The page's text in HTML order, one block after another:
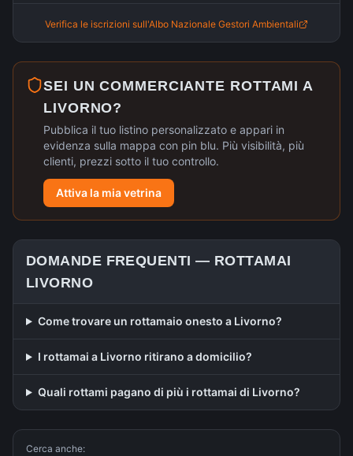
Verifica le iscrizioni sull'Albo Nazionale Gestori Ambientali
SEI UN COMMERCIANTE ROTTAMI A
LIVORNO?
Pubblica il tuo listino personalizzato e appari in
evidenza sulla mappa con pin blu. Più visibilità, più
clienti, prezzi sotto il tuo controllo.
Attiva la mia vetrina
DOMANDE FREQUENTI — ROTTAMAI
LIVORNO
Come trovare un rottamaio onesto a Livorno?
I rottamai a Livorno ritirano a domicilio?
Quali rottami pagano di più i rottamai di Livorno?
Cerca anche: